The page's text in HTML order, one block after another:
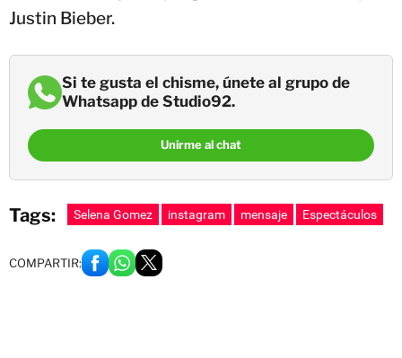
Justin Bieber.
Si te gusta el chisme, únete al grupo de
Whatsapp de Studio92.
Unirme al chat
Tags: Selena Gomez instagram mensaje Espectáculos
COMPARTIR: